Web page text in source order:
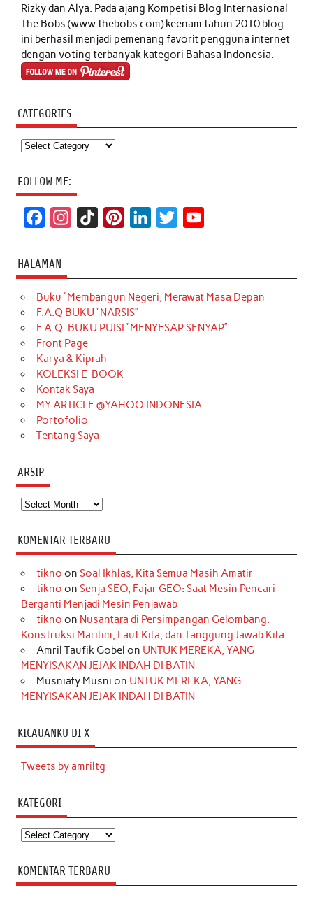
Rizky dan Alya. Pada ajang Kompetisi Blog Internasional
The Bobs (www.thebobs.com) keenam tahun 2010 blog
ini berhasil menjadi pemenang favorit pengguna internet
dengan voting terbanyak kategori Bahasa Indonesia.
CATEGORIES
Categories
FOLLOW ME:
c
e
b
o
o
k
t
a
g
r
a
m
T
o
k
t
e
r
k
e
d
t
t
e
T
u
b
HALAMAN
Buku “Membangun Negeri, Merawat Masa Depan
F.A.Q BUKU “NARSIS”
F.A.Q. BUKU PUISI “MENYESAP SENYAP”
Front Page
Karya & Kiprah
KOLEKSI E-BOOK
Kontak Saya
MY ARTICLE @YAHOO INDONESIA
Portofolio
Tentang Saya
ARSIP
Arsip
KOMENTAR TERBARU
tikno on Soal Ikhlas, Kita Semua Masih Amatir
tikno on Senja SEO, Fajar GEO: Saat Mesin Pencari
Berganti Menjadi Mesin Penjawab
tikno on Nusantara di Persimpangan Gelombang:
Konstruksi Maritim, Laut Kita, dan Tanggung Jawab Kita
Amril Taufik Gobel on UNTUK MEREKA, YANG
MENYISAKAN JEJAK INDAH DI BATIN
Musniaty Musni on UNTUK MEREKA, YANG
MENYISAKAN JEJAK INDAH DI BATIN
KICAUANKU DI X
Tweets by amriltg
KATEGORI
Kategori
KOMENTAR TERBARU